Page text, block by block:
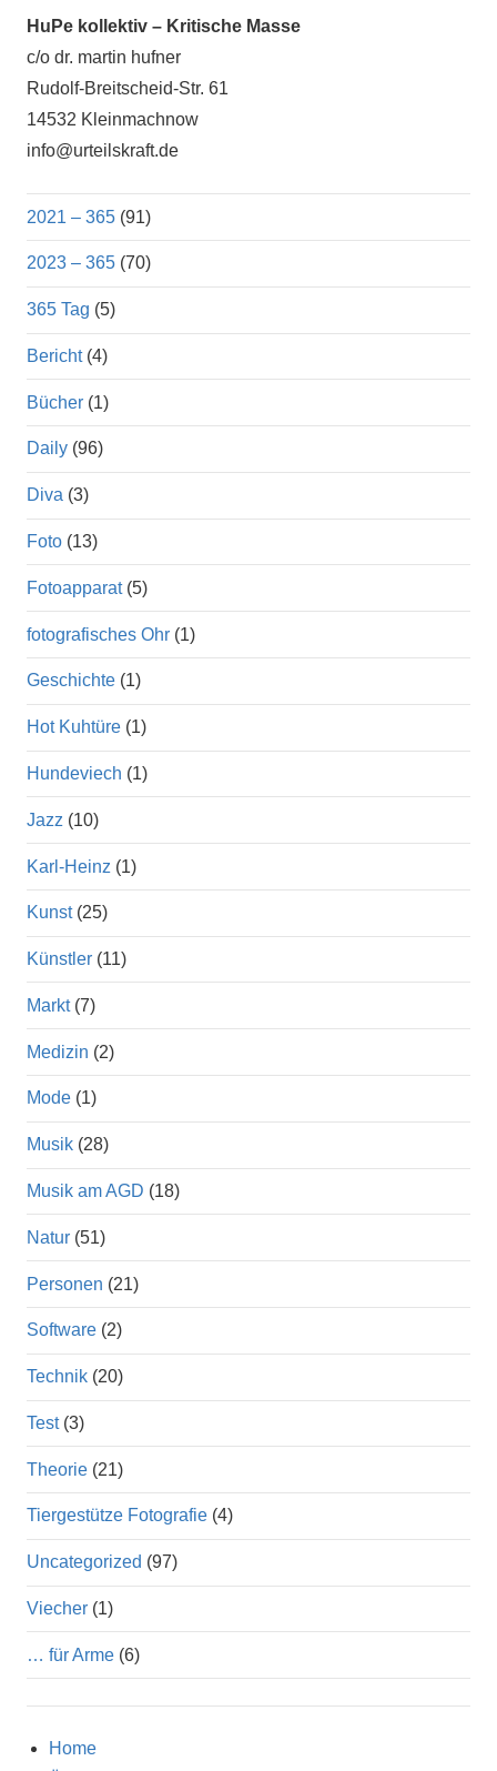
HuPe kollektiv – Kritische Masse
c/o dr. martin hufner
Rudolf-Breitscheid-Str. 61
14532 Kleinmachnow
info@urteilskraft.de
2021 – 365 (91)
2023 – 365 (70)
365 Tag (5)
Bericht(4)
Bücher (1)
Daily (96)
Diva (3)
Foto (13)
Fotoapparat(5)
fotografisches Ohr (1)
Geschichte (1)
Hot Kuhtüre (1)
Hundeviech (1)
Jazz (10)
Karl-Heinz (1)
Kunst(25)
Künstler (11)
Markt(7)
Medizin (2)
Mode (1)
Musik (28)
Musik am AGD (18)
Natur (51)
Personen (21)
Software (2)
Technik (20)
Test(3)
Theorie (21)
Tiergestütze Fotografie (4)
Uncategorized (97)
Viecher (1)
… für Arme (6)
Home